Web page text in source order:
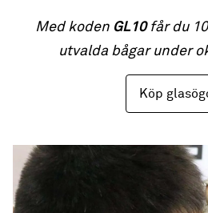
Med koden GL10får du
utvalda bågar under
Köp